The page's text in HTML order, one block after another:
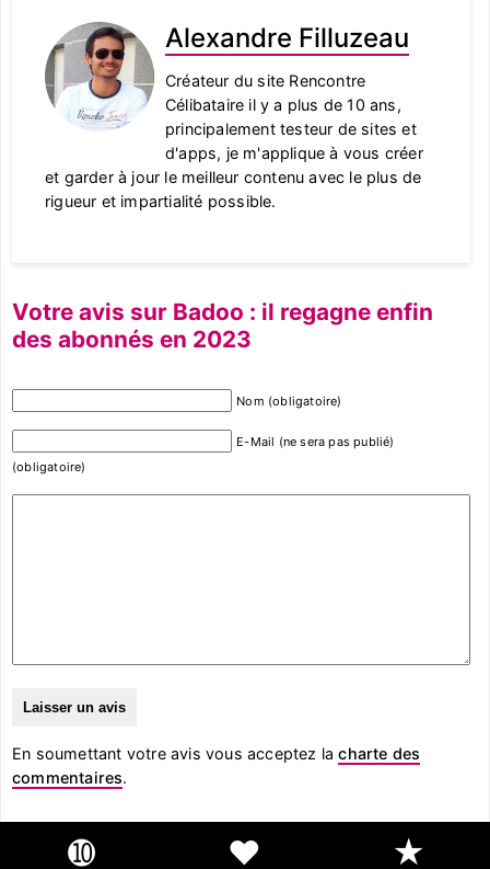
Alexandre Filluzeau
Créateur du site Rencontre
Célibataire il y a plus de 10 ans,
principalement testeur de sites et
d'apps, je m'applique à vous créer
et garder à jour le meilleur contenu avec le plus de
rigueur et impartialité possible.
Votre avis sur Badoo : il regagne enfin
des abonnés en 2023
Nom (obligatoire)
E-Mail (ne sera pas publié)
(obligatoire)
En soumettant votre avis vous acceptez lacharte des
commentaires.
➓ ❤ ★